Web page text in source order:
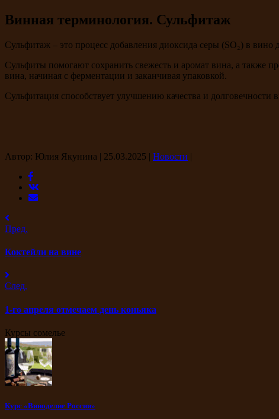
Винная терминология. Сульфитаж
Сульфитаж – это процесс добавления диоксида серы (SO₂) в вино
Сульфиты помогают сохранить свежесть и аромат вина, а также
вина, начиная с ферментации и заканчивая упаковкой.
Сульфитация способствует улучшению качества и долговечности
Автор: Юлия Якунина | 25.03.2025 | Новости |
Пред.
Коктейли на вине
След.
1-го апреля отмечаем день коньяка
Курсы сомелье
Курс «Виноделие России»